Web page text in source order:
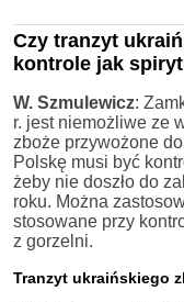
Czy tranzyt
kontrole jak
W. Szmulewicz:
r. jest niemożliwe ze
zboże przywożone
Polskę musi być
żeby nie doszło do
roku. Można
stosowane przy
z gorzelni.
Tranzyt ukraińskiego